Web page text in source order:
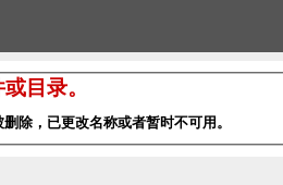
目录。
除，已更改名称或者暂时不可用。